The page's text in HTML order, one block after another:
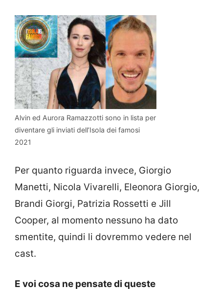
Alvin ed Aurora Ramazzotti sono in lista per
diventare gli inviati dell’Isola dei famosi
2021
Per quanto riguarda invece, Giorgio
Manetti, Nicola Vivarelli, Eleonora Giorgio,
Brandi Giorgi, Patrizia Rossetti e Jill
Cooper, al momento nessuno ha dato
smentite, quindi li dovremmo vedere nel
cast.
E voi cosa ne pensate di queste